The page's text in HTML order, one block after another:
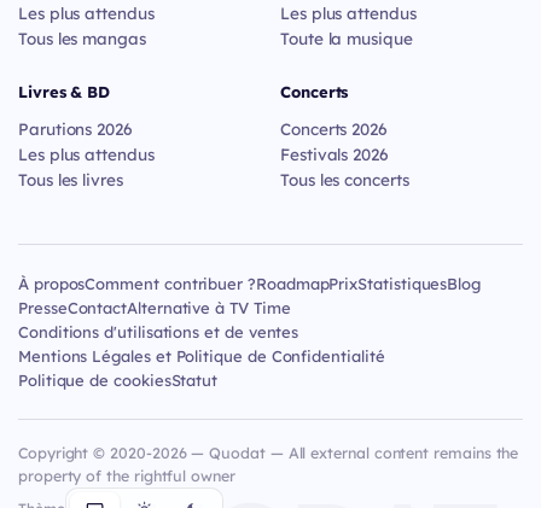
Les plus attendus
Tous les mangas
Livres & BD
Parutions 2026
Les plus attendus
Tous les livres
Les plus attendus
Toute la musique
Concerts
Concerts 2026
Festivals 2026
Tous les concerts
À proposComment contribuer ?RoadmapPrixStatistiquesBlog
PresseContactAlternative à TV Time
Conditions d'utilisations et de ventes
Mentions Légales et Politique de Confidentialité
Politique de cookiesStatut
Copyright © 2020-2026 — Quodat — All external content remains the
property of the rightful owner